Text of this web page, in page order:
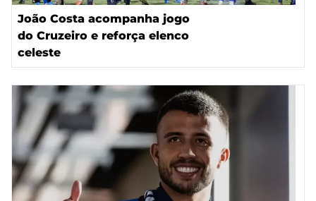
João Costa acompanha jogo
do Cruzeiro e reforça elenco
celeste